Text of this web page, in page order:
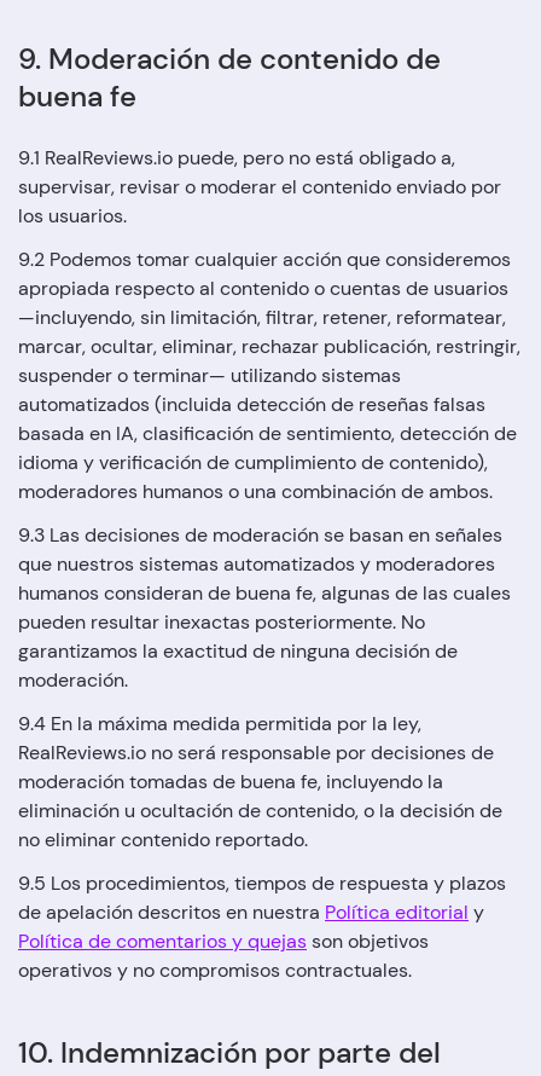
9. Moderación de contenido de
buena fe
9.1 RealReviews.io puede, pero no está obligado a,
supervisar, revisar o moderar el contenido enviado por
los usuarios.
9.2 Podemos tomar cualquier acción que consideremos
apropiada respecto al contenido o cuentas de usuarios
—incluyendo, sin limitación, filtrar, retener, reformatear,
marcar, ocultar, eliminar, rechazar publicación, restringir,
suspender o terminar— utilizando sistemas
automatizados (incluida detección de reseñas falsas
basada en IA, clasificación de sentimiento, detección de
idioma y verificación de cumplimiento de contenido),
moderadores humanos o una combinación de ambos.
9.3 Las decisiones de moderación se basan en señales
que nuestros sistemas automatizados y moderadores
humanos consideran de buena fe, algunas de las cuales
pueden resultar inexactas posteriormente. No
garantizamos la exactitud de ninguna decisión de
moderación.
9.4 En la máxima medida permitida por la ley,
RealReviews.io no será responsable por decisiones de
moderación tomadas de buena fe, incluyendo la
eliminación u ocultación de contenido, o la decisión de
no eliminar contenido reportado.
9.5 Los procedimientos, tiempos de respuesta y plazos
de apelación descritos en nuestra Política editorial y
Política de comentarios y quejasson objetivos
operativos y no compromisos contractuales.
10. Indemnización por parte del